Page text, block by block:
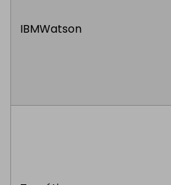
IBMWatson